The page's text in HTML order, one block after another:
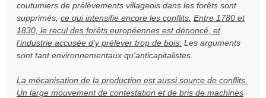
coutumiers de prélèvements villageois dans les forêts sont
supprimés, ce qui intensifie encore les conflits. Entre 1780 et
1830, le recul des forêts européennes est dénoncé, et
l'industrie accusée d'y prélever trop de bois. Les arguments
sont tant environnementaux qu'anticapitalistes.
La mécanisation de la production est aussi source de conflits.
Un large mouvement de contestation et de bris de machines